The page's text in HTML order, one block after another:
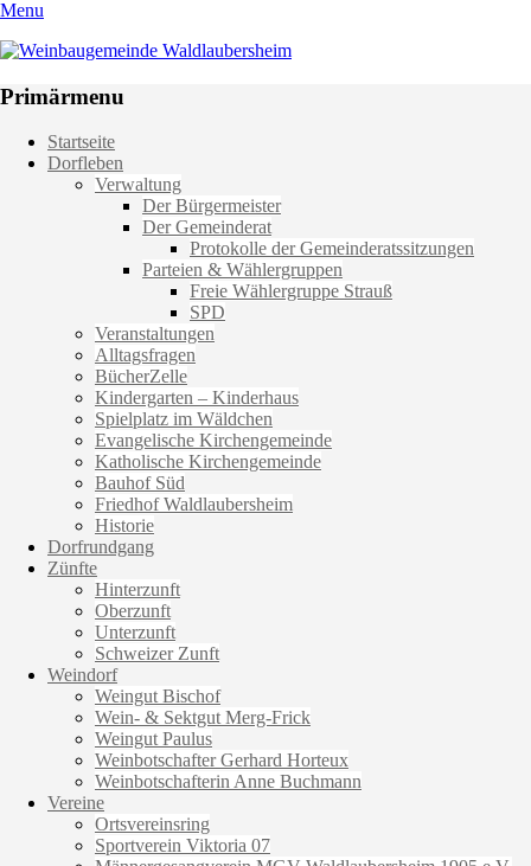
Menu
Weinbaugemeinde Waldlaubersheim
Primärmenu
Weiter
zum
Startseite
Dorfleben
Verwaltung
Der Bürgermeister
Der Gemeinderat
Protokolle der Gemeinderatssitzungen
Parteien & Wählergruppen
Freie Wählergruppe Strauß
SPD
Veranstaltungen
Alltagsfragen
BücherZelle
Kindergarten – Kinderhaus
Spielplatz im Wäldchen
Evangelische Kirchengemeinde
Katholische Kirchengemeinde
Bauhof Süd
Friedhof Waldlaubersheim
Historie
Dorfrundgang
Zünfte
Hinterzunft
Oberzunft
Unterzunft
Schweizer Zunft
Weindorf
Weingut Bischof
Wein- & Sektgut Merg-Frick
Weingut Paulus
Weinbotschafter Gerhard Horteux
Weinbotschafterin Anne Buchmann
Vereine
Ortsvereinsring
Sportverein Viktoria 07